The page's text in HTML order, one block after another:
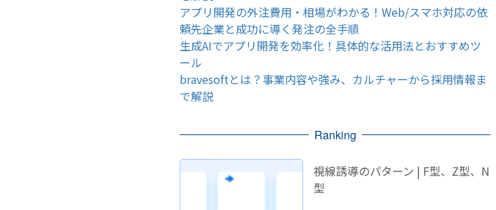
アプリ開発の外注費用・相場がわかる！Web/スマホ対応の依
頼先企業と成功に導く発注の全手順
生成AIでアプリ開発を効率化！具体的な活用法とおすすめツ
ール
bravesoftとは？事業内容や強み、カルチャーから採用情報ま
で解説
Ranking
視線誘導のパターン | F型、Z型、N
型